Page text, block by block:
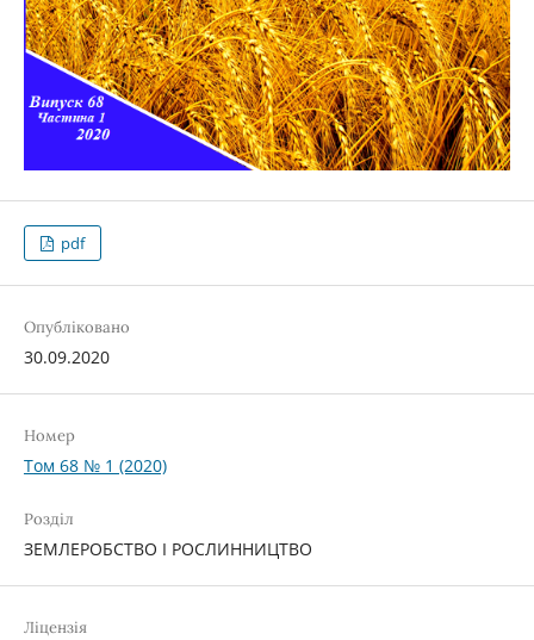
pdf
Опубліковано
30.09.2020
Номер
Том 68 № 1 (2020)
Розділ
ЗЕМЛЕРОБСТВО І РОСЛИННИЦТВО
Ліцензія